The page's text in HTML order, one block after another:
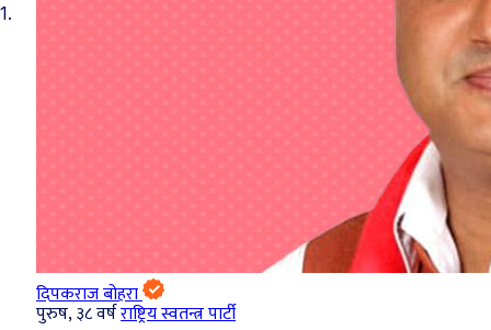
1.
दिपकराज बोहरा
पुरुष, ३८ वर्षराष्ट्रिय स्वतन्त्र पार्टी